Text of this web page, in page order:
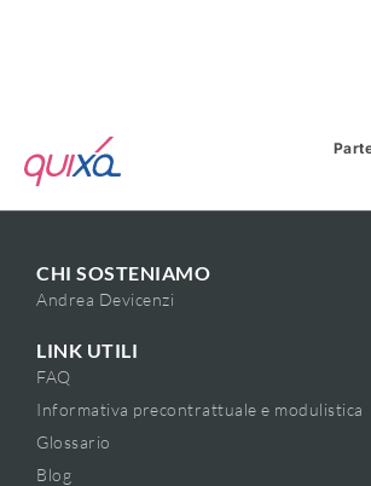
CHI SOSTENIAMO
Andrea Devicenzi
LINK UTILI
FAQ
Informativa precontrattuale e modulistica
Glossario
Blog